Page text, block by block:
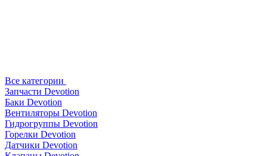
Все категории
Запчасти Devotion
Баки Devotion
Вентиляторы Devotion
Гидрогруппы Devotion
Горелки Devotion
Датчики Devotion